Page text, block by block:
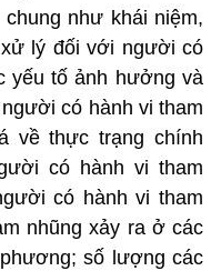
như khái niệm,
lý đối với người có
yếu tố ảnh hưởng và
có hành vi tham
về thực trạng chính
có hành vi tham
có hành vi tham
nhũng xảy ra ở các
số lượng các